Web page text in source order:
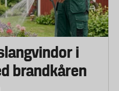
i porslin).
tallrikar i porslin), inbränd
intorkad ägg/mjölk
intorkad äggula
i
brandkåren